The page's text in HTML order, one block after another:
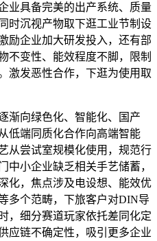
业具备完美的出产系统、质量
时沉视产物取下逛工业节制设
励企业加大研发投入，还有部
不变性、能效程度不脚，限制
激发恶性合作，下逛为使用取
向绿色化、智能化、国产
低端同质化合作向高端智能
从尝试室规模化使用，规范行
中小企业缺乏相关手艺储蓄，
化，焦点涉及电设想、能效优
多个范畴，下旅客户对DIN导
，细分赛道玩家依托差同化定
应链不确定性，吸引更多企业